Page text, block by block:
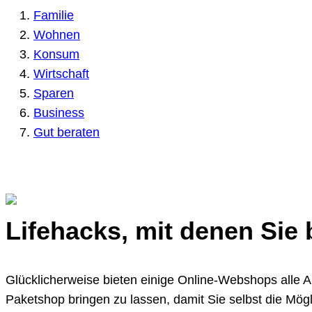
Familie
Wohnen
Konsum
Wirtschaft
Sparen
Business
Gut beraten
Lifehacks, mit denen Sie
Glücklicherweise bieten einige Online-Webshops alle
Paketshop bringen zu lassen, damit Sie selbst die